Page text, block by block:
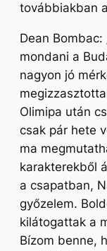
továbbiakban
Dean Bombac:
mondani a
nagyon jó
Olimipa után
csak pár hete
ma
karakterekből
a csapatban,
győzelem.
kilátogattak a
Bízom benne,